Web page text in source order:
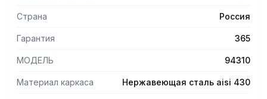
Страна Россия
Гарантия 365
МОДЕЛЬ 94310
Материал каркаса Нержавеющая сталь aisi 430